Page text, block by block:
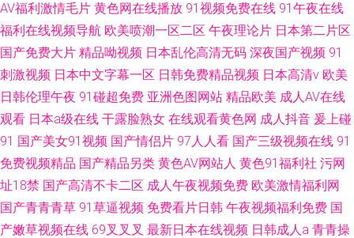
AV福利激情毛片 黄色网在线播放 91视频免费在线 91午夜在线
福利在线视频导航 欧美喷潮一区二区 午夜理论片 日本第二片区
国产免费大片 精品呦视频 日本乱伦高清无码 深夜国产视频 91
刺激视频 日本中文字幕一区 日韩免费精品视频 日本高清v 欧美
日韩伦理午夜 91碰超免费 亚洲色图网站 精品欧美 成人AV在线
观看 日本a级在线 干露脸熟女 在线观看黄色网 成人抖音 爰上碰
91 国产美女91视频 国产情侣片 97人人看 国产三级视频在线 91
免费视频精品 国产精品另类 黄色AV网站人 黄色91福利社 污网
址18禁 国产高清不卡二区 成人午夜视频免费 欧美激情福利网
国产青青青草 91草逼视频 免费看片日韩 午夜视频福利免费 国
产嫩草视频在线 69叉叉叉 最新日本在线视频 日韩成人a 青青操